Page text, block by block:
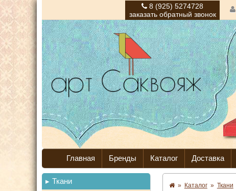
8 (925) 5274728
заказать обратный звонок
Главная Бренды Каталог Доставка
Ткани
» Каталог » Ткани